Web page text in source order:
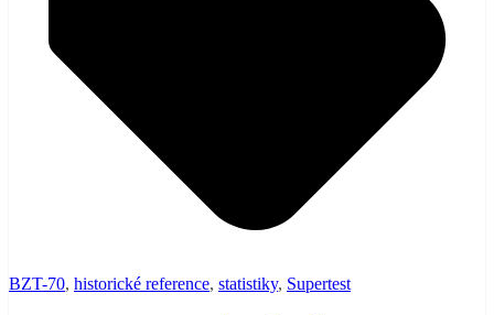
BZT-70, historické reference, statistiky, Supertest